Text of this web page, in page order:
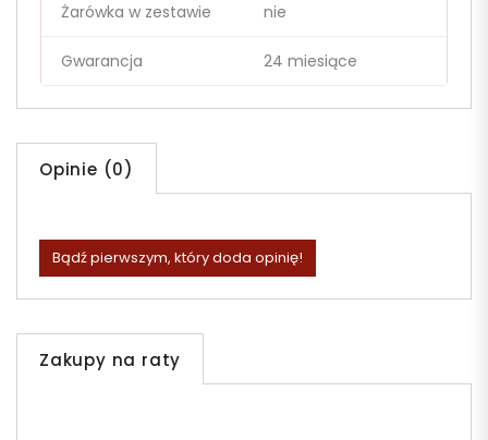
Żarówka w zestawie nie
Gwarancja 24 miesiące
Opinie (0)
Bądź pierwszym, który doda opinię!
Zakupy na raty